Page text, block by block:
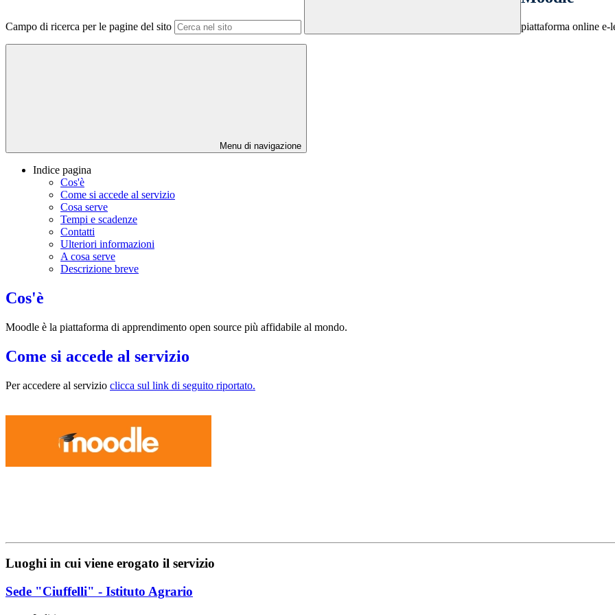
Campo di ricerca per le pagine del sito piattaforma online e-
Menu di navigazione
Indice pagina
Cos'è
Come si accede al servizio
Cosa serve
Tempi e scadenze
Contatti
Ulteriori informazioni
A cosa serve
Descrizione breve
Cos'è
Moodle è la piattaforma di apprendimento open source più affidabile al mondo.
Come si accede al servizio
Per accedere al servizio clicca sul link di seguito riportato.
Luoghi in cui viene erogato il servizio
Sede "Ciuffelli" - Istituto Agrario